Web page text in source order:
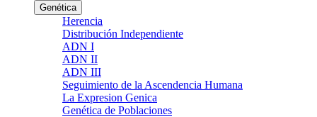
Genética
Herencia
Distribución Independiente
ADN I
ADN II
ADN III
Seguimiento de la Ascendencia Humana
La Expresion Genica
Genética de Poblaciones